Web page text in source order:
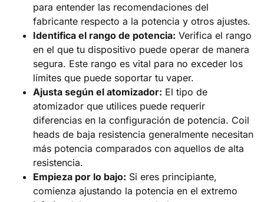
para entender las recomendaciones del
fabricante respecto a la potencia y otros ajustes.
Identifica el rango de potencia: Verifica el rango
en el que tu dispositivo puede operar de manera
segura. Este rango es vital para no exceder los
límites que puede soportar tu vaper.
Ajusta según el atomizador: El tipo de
atomizador que utilices puede requerir
diferencias en la configuración de potencia. Coil
heads de baja resistencia generalmente necesitan
más potencia comparados con aquellos de alta
resistencia.
Empieza por lo bajo: Si eres principiante,
comienza ajustando la potencia en el extremo